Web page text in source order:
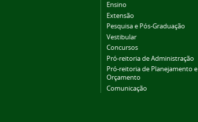
Ensino
Extensão
Pesquisa e Pós-Graduação
Vestibular
Concursos
Pró-reitoria de Administração
Pró-reitoria de Planejamento e
Orçamento
Comunicação